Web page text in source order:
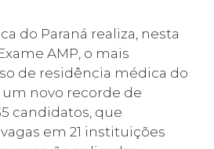
do Paraná realiza, nesta
AMP, o mais
de residência médica do
um novo recorde de
candidatos, que
em 21 instituições